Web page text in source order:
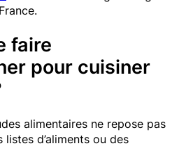
faire
pour cuisiner
alimentaires ne repose pas
listes d’aliments ou des